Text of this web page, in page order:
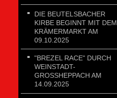
DIE BEUTELSBACHER
KIRBE BEGINNT MIT DEM
KRÄMERMARKT AM
09.10.2025
"BREZEL RACE" DURCH
WEINSTADT-
GROSSHEPPACH AM 1
4.09.2025